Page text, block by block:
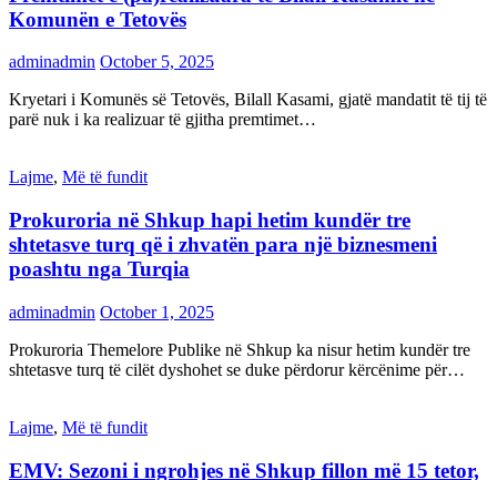
Komunën e Tetovës
adminadmin October 5, 2025
Kryetari i Komunës së Tetovës, Bilall Kasami, gjatë mandatit të tij të
parë nuk i ka realizuar të gjitha premtimet…
Lajme, Më të fundit
Prokuroria në Shkup hapi hetim kundër tre
shtetasve turq që i zhvatën para një biznesmeni
poashtu nga Turqia
adminadmin October 1, 2025
Prokuroria Themelore Publike në Shkup ka nisur hetim kundër tre
shtetasve turq të cilët dyshohet se duke përdorur kërcënime për…
Lajme, Më të fundit
EMV: Sezoni i ngrohjes në Shkup fillon më 15 tetor,